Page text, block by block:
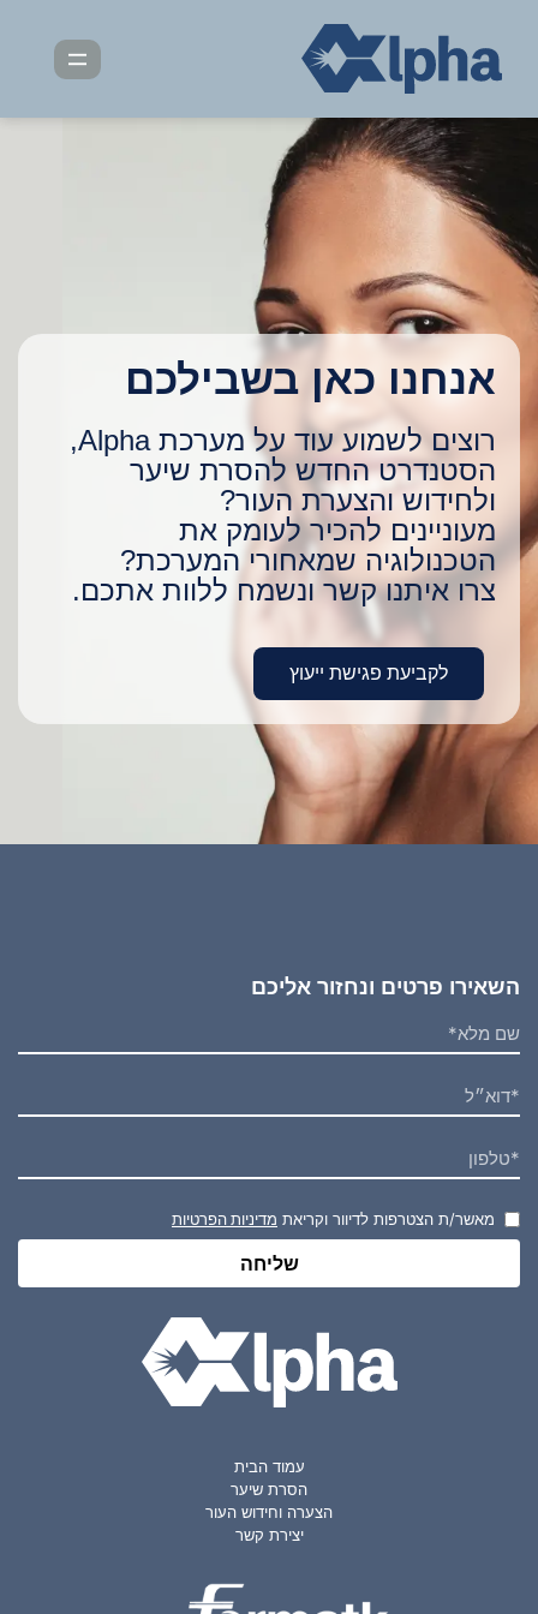
תפריט
אנחנו כאן בשבילכם
רוצים לשמוע עוד על מערכת Alpha,
הסטנדרט החדש להסרת שיער
ולחידוש והצערת העור?
מעוניינים להכיר לעומק את
הטכנולוגיה שמאחורי המערכת?
צרו איתנו קשר ונשמח ללוות אתכם.
לקביעת פגישת ייעוץ
עמוד הבית
הסרת שיער
הצערה וחידוש העור
יצירת קשר
השאירו פרטים ונחזור אליכם
מאשר/ת הצטרפות לדיוור וקריאת מדיניות הפרטיות